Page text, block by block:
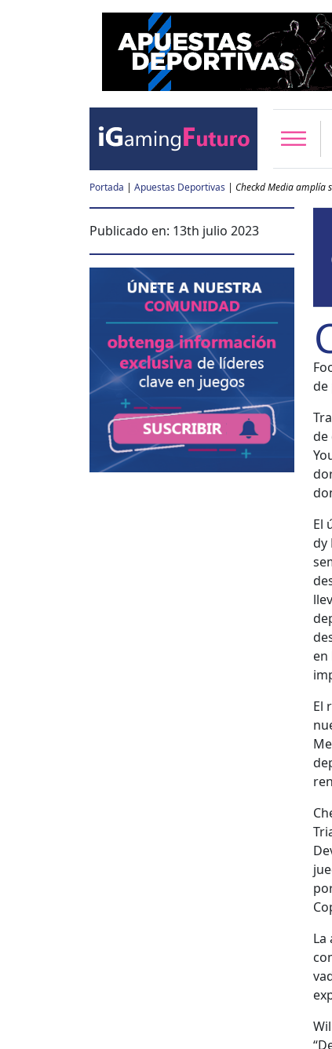
Portada | Apuestas Deportivas | Checkd Media amplía
de
de
El
dy
en
El
La
Publicado en: 13th julio 2023